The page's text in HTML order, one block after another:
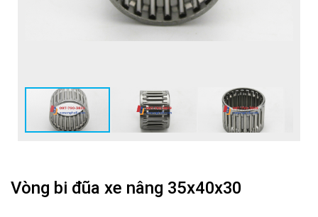
Vòng bi đũa xe nâng 35x40x30